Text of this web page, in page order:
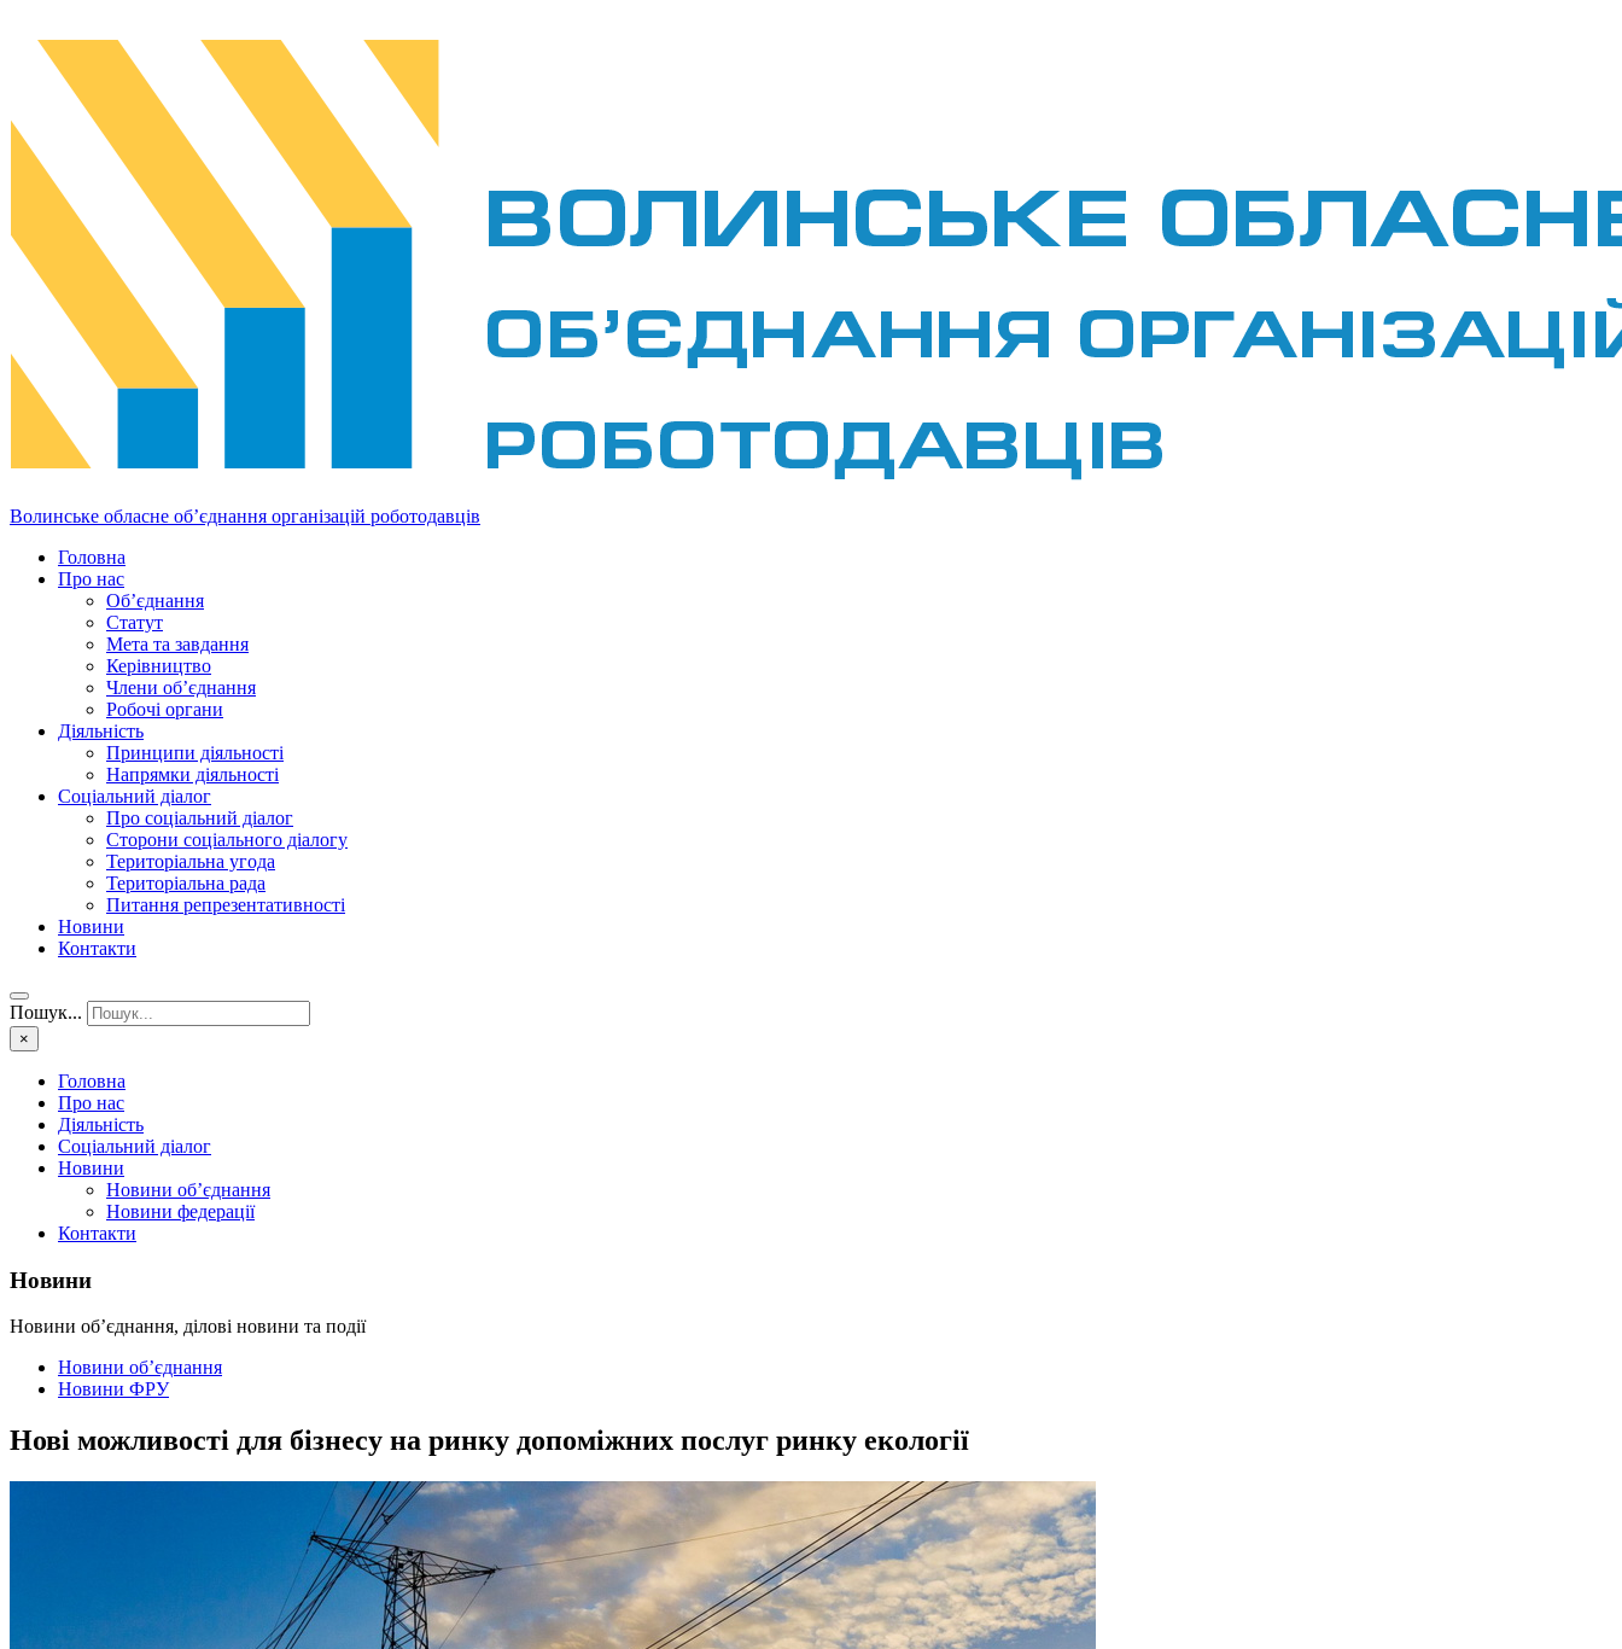
Волинське обласне об’єднання організацій роботодавців
Головна
Про нас
Об’єднання
Статут
Мета та завдання
Керівництво
Члени об’єднання
Робочі органи
Діяльність
Принципи діяльності
Напрямки діяльності
Соціальний діалог
Про соціальний діалог
Сторони соціального діалогу
Територіальна угода
Територіальна рада
Питання репрезентативності
Новини
Контакти
Пошук...
×
Головна
Про нас
Діяльність
Соціальний діалог
Новини
Новини об’єднання
Новини федерації
Контакти
Новини
Новини об’єднання, ділові новини та події
Новини об’єднання
Новини ФРУ
Нові можливості для бізнесу на ринку допоміжних послуг ринку екології